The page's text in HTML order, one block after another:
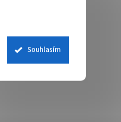
Souhlasím